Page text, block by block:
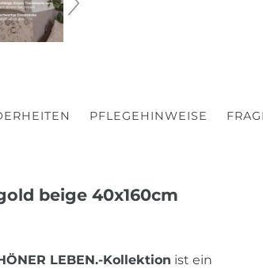
PFLEGEHINWEISE
beige 40x160cm
LEBEN.-Kollektion ist ein